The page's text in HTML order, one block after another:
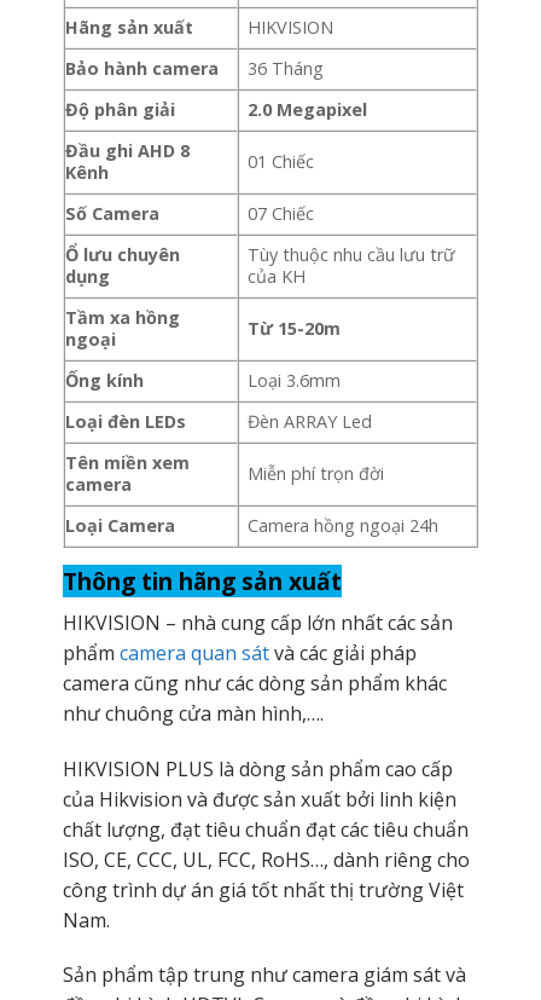
Hãng sản xuất
HIKVISION
Bảo hành camera
36 Tháng
Độ phân giải
2.0 Megapixel
Đầu ghi AHD 8
Kênh
01 Chiếc
Số Camera
07 Chiếc
Ổ lưu chuyên
dụng
Tùy thuộc nhu cầu lưu trữ
của KH
Tầm xa hồng
ngoại
Từ 15-20m
Ống kính
Loại 3.6mm
Loại đèn LEDs
Đèn ARRAY Led
Tên miền xem
camera
Miễn phí trọn đời
Loại Camera Camera hồng ngoại 24h
Thông tin hãng sản xuất
HIKVISION – nhà cung cấp lớn nhất các sản
phẩm camera quan sátvà các giải pháp
camera cũng như các dòng sản phẩm khác
như chuông cửa màn hình,….
HIKVISION PLUS là dòng sản phẩm cao cấp
của Hikvision và được sản xuất bởi linh kiện
chất lượng, đạt tiêu chuẩn đạt các tiêu chuẩn
ISO, CE, CCC, UL, FCC, RoHS…, dành riêng cho
công trình dự án giá tốt nhất thị trường Việt
Nam.
Sản phẩm tập trung như camera giám sát và